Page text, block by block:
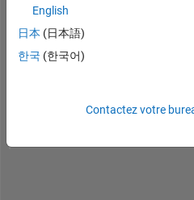
No
received
English
日本 (日本語)
한국 (한국어)
Contactez votre